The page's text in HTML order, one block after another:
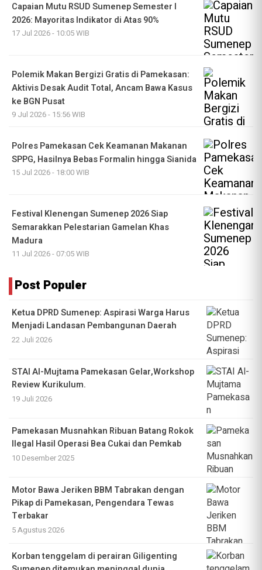
Capaian Mutu RSUD Sumenep Semester I
2026: Mayoritas Indikator di Atas 90%
17 Jul 2026 - 10:05 WIB
Polemik Makan Bergizi Gratis di Pamekasan:
Aktivis Desak Audit Total, Ancam Bawa Kasus
ke BGN Pusat
9 Jul 2026 - 15:56 WIB
Polres Pamekasan Cek Keamanan Makanan
SPPG, Hasilnya Bebas Formalin hingga Sianida
15 Jul 2026 - 18:00 WIB
Festival Klenengan Sumenep 2026 Siap
Semarakkan Pelestarian Gamelan Khas
Madura
11 Jul 2026 - 07:05 WIB
Post Populer
Ketua DPRD Sumenep: Aspirasi Warga Harus
Menjadi Landasan Pembangunan Daerah
22 Juli 2026
STAI Al-Mujtama Pamekasan Gelar,Workshop
Review Kurikulum.
19 Juli 2026
Pamekasan Musnahkan Ribuan Batang Rokok
Ilegal Hasil Operasi Bea Cukai dan Pemkab
10 Desember 2025
Motor Bawa Jeriken BBM Tabrakan dengan
Pikap di Pamekasan, Pengendara Tewas
Terbakar
5 Agustus 2026
Korban tenggelam di perairan Giligenting